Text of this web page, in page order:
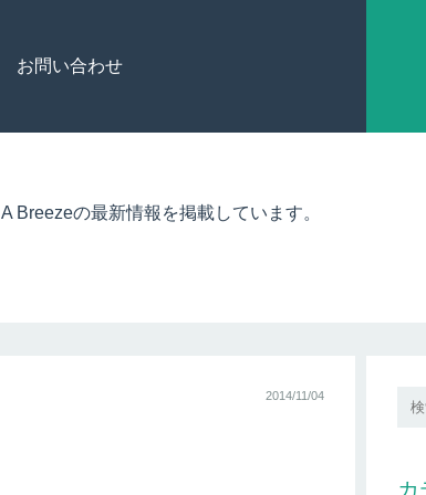
お問い合わせ
A Breezeの最新情報を掲載しています。
2014/11/04
カ